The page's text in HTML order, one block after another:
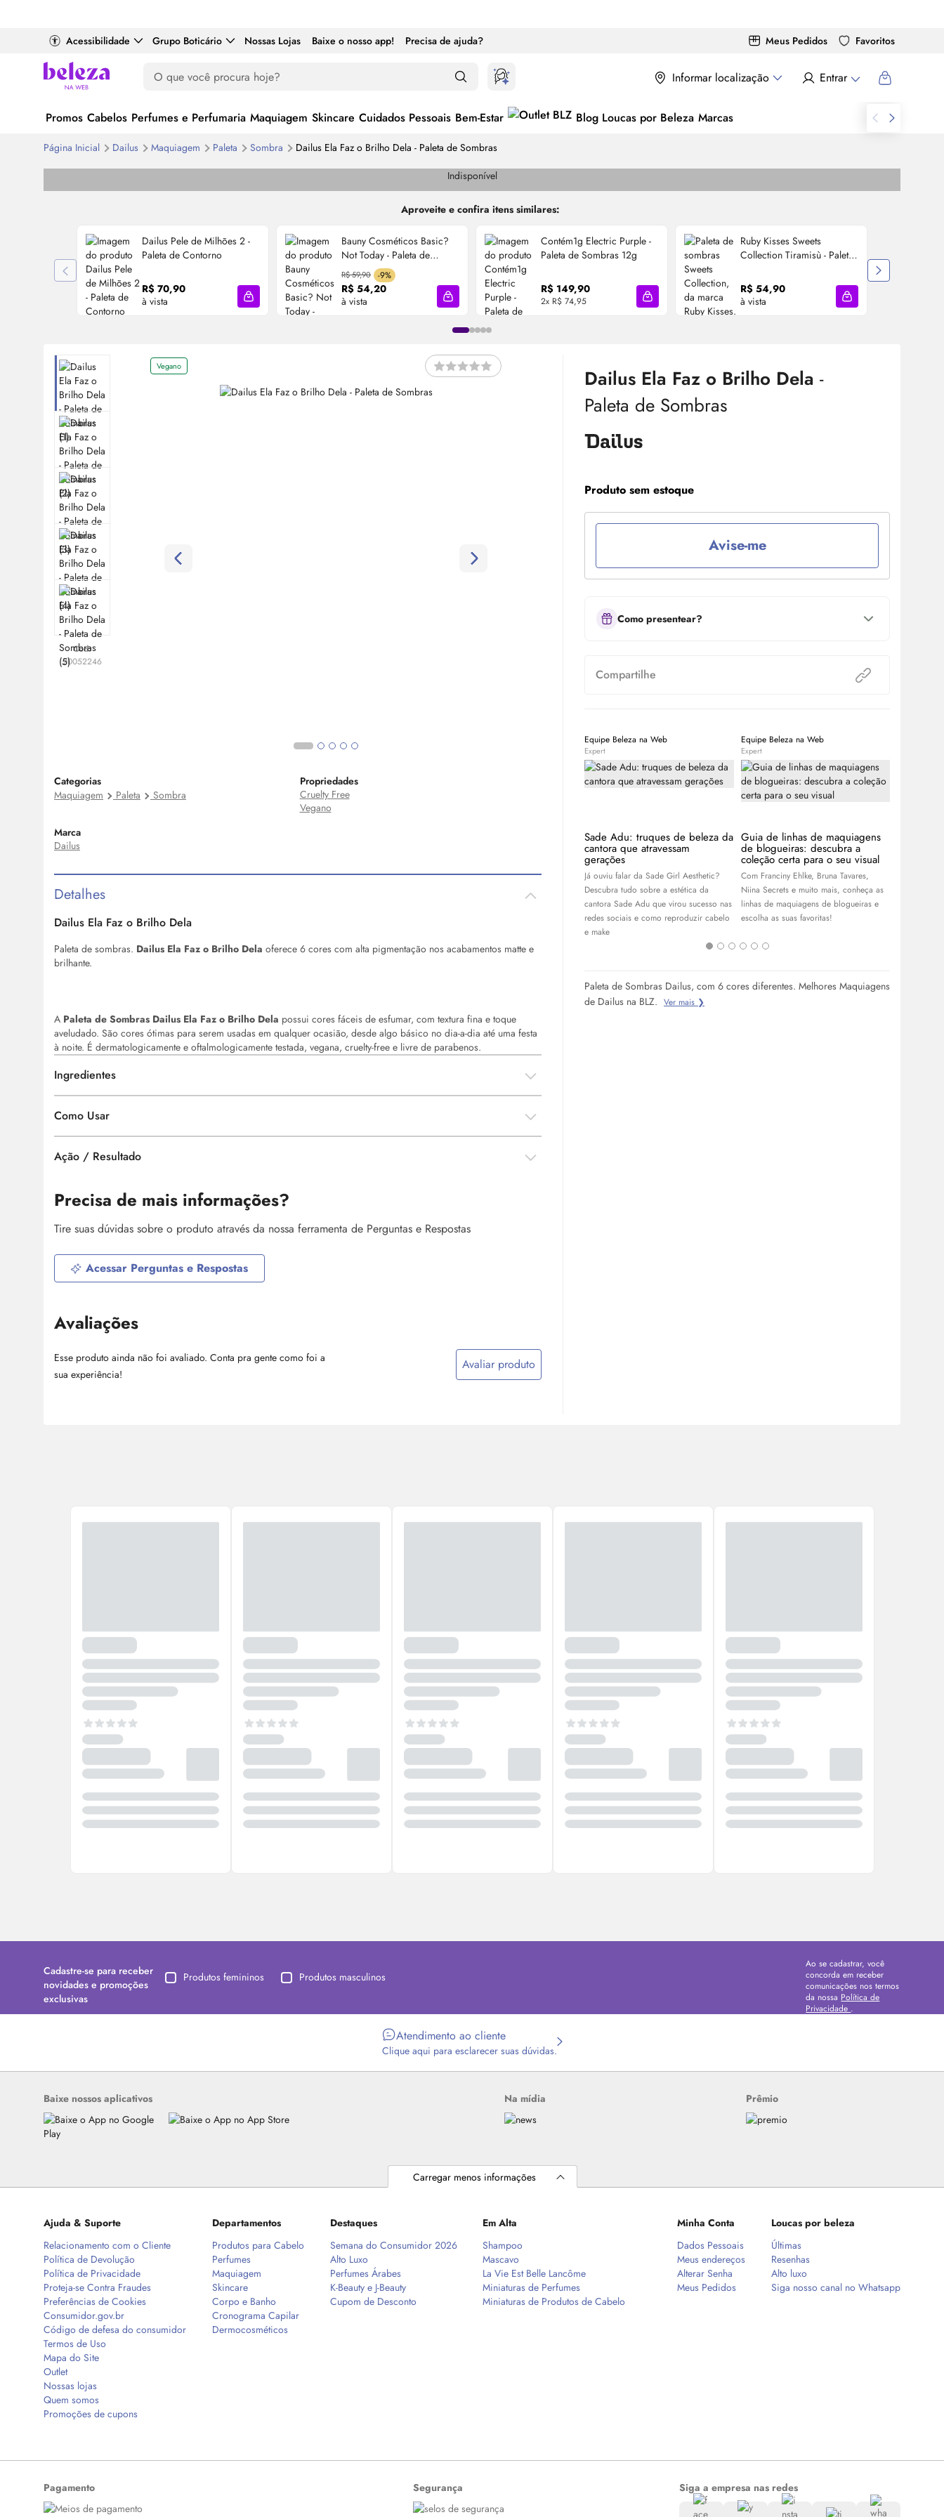
Acessibilidade Grupo Boticário Nossas Lojas Baixe o nosso app! Precisa de ajuda? Meus Pedidos Favoritos
Informar localização Entrar
Promos Cabelos Perfumes e Perfumaria Maquiagem Skincare Cuidados Pessoais Bem-Estar Blog Loucas por Beleza Marcas
Página Inicial Dailus Maquiagem Paleta Sombra
Dailus Ela Faz o Brilho Dela - Paleta de Sombras
Indisponível
Aproveite e confira itens similares:
Dailus Pele de Milhões 2 -
Paleta de Contorno
R$ 70,90
à vista
Adicionar à sacola
Bauny Cosméticos Basic?
Not Today - Paleta de
Sombras 10,2g
R$ 59,90 -9%
R$ 54,20
à vista
Adicionar à sacola
Contém1g Electric Purple -
Paleta de Sombras 12g
R$ 149,90
2x R$ 74,95 Adicionar à sacola
Ruby Kisses Sweets
Collection Tiramisù - Paleta
R$ 54,90
à vista
Adicionar à sacola
Dailus Ela Faz o Brilho Dela -
Paleta de Sombras
Produto sem estoque
Avise-me
Como presentear?
Compartilhe
Equipe Beleza na Web
Expert
Sade Adu: truques de beleza da
cantora que atravessam
gerações
Já ouviu falar da Sade Girl Aesthetic?
Descubra tudo sobre a estética da
cantora Sade Adu que virou sucesso nas
redes sociais e como reproduzir cabelo
e make
Equipe Beleza na Web
Expert
Guia de linhas de maquiagens
de blogueiras: descubra a
coleção certa para o seu visual
Com Franciny Ehlke, Bruna Tavares,
Niina Secrets e muito mais, conheça as
linhas de maquiagens de blogueiras e
escolha as suas favoritas!
Paleta de Sombras Dailus, com 6 cores diferentes. Melhores Maquiagens
de Dailus na BLZ. Ver mais ❯
Vegano
Cod:
20052246
Categorias
Maquiagem
Paleta Sombra
Propriedades
Cruelty Free
Vegano
Marca
Dailus
Detalhes
Dailus Ela Faz o Brilho Dela
Paleta de sombras. Dailus Ela Faz o Brilho Dela oferece 6 cores com alta pigmentação nos acabamentos matte e
brilhante.
A Paleta de Sombras Dailus Ela Faz o Brilho Dela possui cores fáceis de esfumar, com textura fina e toque
aveludado. São cores ótimas para serem usadas em qualquer ocasião, desde algo básico no dia-a-dia até uma festa
à noite. É dermatologicamente e oftalmologicamente testada, vegana, cruelty-free e livre de parabenos.
Ingredientes
Como Usar
Ação / Resultado
Precisa de mais informações?
Tire suas dúvidas sobre o produto através da nossa ferramenta de Perguntas e Respostas
Acessar Perguntas e Respostas
Avaliações
Esse produto ainda não foi avaliado. Conta pra gente como foi a
sua experiência!
Avaliar produto
Cadastre-se para receber
novidades e promoções
exclusivas
Produtos femininos Produtos masculinos
Ao se cadastrar, você
concorda em receber
comunicações nos termos
da nossa Política de
Privacidade .
Atendimento ao cliente
Clique aqui para esclarecer suas dúvidas.
Baixe nossos aplicativos Na mídia Prêmio
Carregar menos informações
Ajuda & Suporte
Relacionamento com o Cliente
Política de Devolução
Política de Privacidade
Proteja-se Contra Fraudes
Preferências de Cookies
Consumidor.gov.br
Código de defesa do consumidor
Termos de Uso
Mapa do Site
Outlet
Nossas lojas
Quem somos
Promoções de cupons
Departamentos
Produtos para Cabelo
Perfumes
Maquiagem
Skincare
Corpo e Banho
Cronograma Capilar
Dermocosméticos
Destaques
Semana do Consumidor 2026
Alto Luxo
Perfumes Árabes
K-Beauty e J-Beauty
Cupom de Desconto
Em Alta
Shampoo
Mascavo
La Vie Est Belle Lancôme
Miniaturas de Perfumes
Miniaturas de Produtos de Cabelo
Minha Conta
Dados Pessoais
Meus endereços
Alterar Senha
Meus Pedidos
Loucas por beleza
Últimas
Resenhas
Alto luxo
Siga nosso canal no Whatsapp
Pagamento Segurança Siga a empresa nas redes